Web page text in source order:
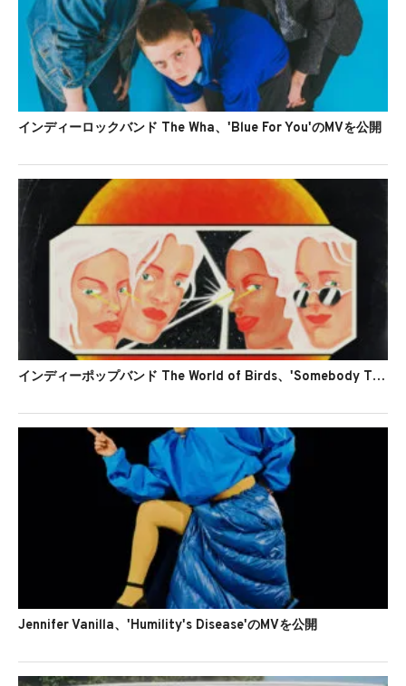
インディーロックバンド The Wha、'Blue For You'のMVを公開
インディーポップバンド The World of Birds、'Somebody To You'を公開
Jennifer Vanilla、'Humility's Disease'のMVを公開